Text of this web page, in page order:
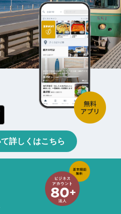
詳しくはこちら